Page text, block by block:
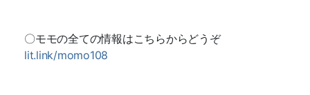
〇モモの全ての情報はこちらからどうぞ
lit.link/momo108